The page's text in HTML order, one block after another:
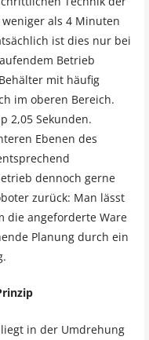
als 4 Minuten
ist dies nur bei
Betrieb
mit häufig
im oberen Bereich.
2,05 Sekunden.
Ebenen des
dennoch gerne
zurück: Man lässt
die angeforderte Ware
Planung durch ein
in der Umdrehung